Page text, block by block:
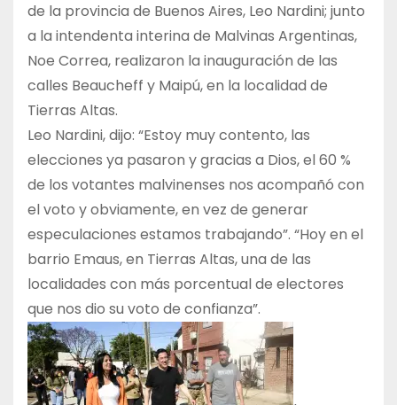
de la provincia de Buenos Aires, Leo Nardini; junto
a la intendenta interina de Malvinas Argentinas,
Noe Correa, realizaron la inauguración de las
calles Beaucheff y Maipú, en la localidad de
Tierras Altas.
Leo Nardini, dijo: “Estoy muy contento, las
elecciones ya pasaron y gracias a Dios, el 60 %
de los votantes malvinenses nos acompañó con
el voto y obviamente, en vez de generar
especulaciones estamos trabajando”. “Hoy en el
barrio Emaus, en Tierras Altas, una de las
localidades con más porcentual de electores
que nos dio su voto de confianza”.